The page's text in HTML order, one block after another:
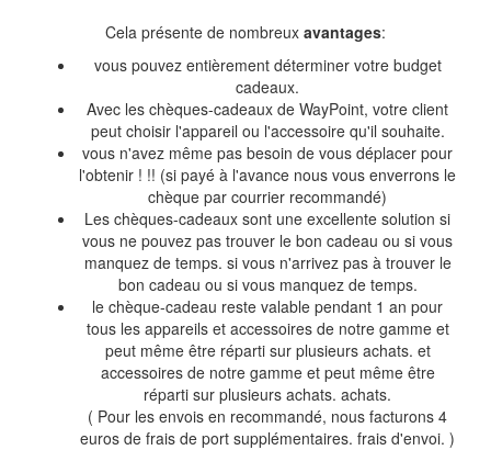
Cela présente de nombreux avantages:
vous pouvez entièrement déterminer votre budget
cadeaux.
Avec les chèques-cadeaux de WayPoint, votre client
peut choisir l'appareil ou l'accessoire qu'il souhaite.
vous n'avez même pas besoin de vous déplacer pour
l'obtenir ! !! (si payé à l'avance nous vous enverrons le
chèque par courrier recommandé)
Les chèques-cadeaux sont une excellente solution si
vous ne pouvez pas trouver le bon cadeau ou si vous
manquez de temps. si vous n'arrivez pas à trouver le
bon cadeau ou si vous manquez de temps.
le chèque-cadeau reste valable pendant 1 an pour
tous les appareils et accessoires de notre gamme et
peut même être réparti sur plusieurs achats. et
accessoires de notre gamme et peut même être
réparti sur plusieurs achats. achats.
( Pour les envois en recommandé, nous facturons 4
euros de frais de port supplémentaires. frais d'envoi. )